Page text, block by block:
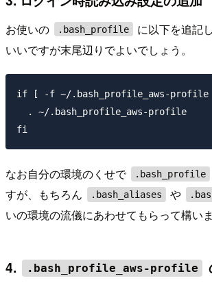
お使いの .bash_profile
に以下を追記
いいですが末尾辺りでよいでしょう。
if [ -f ~/.bash_profile_aws-
  . ~/.bash_profile_aws-profile
なお自分の環境のくせで .bash_profile
すが、もちろん
.bash_aliases や
いの環境の流儀にあわせてもらって構いま
4. .bash_profile_aws-profile